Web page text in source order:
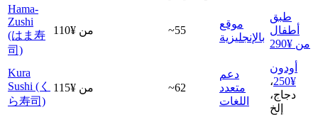
Hama-
Zushi
(はま寿
司)
من ¥110 ~55
موقع
بالإنجليزية
طبق
أطفال
من ¥290
Kura
Sushi (く
ら寿司)
من ¥115 ~62
دعم
متعدد
اللغات
أودون
¥250
،
دجاج،
إلخ